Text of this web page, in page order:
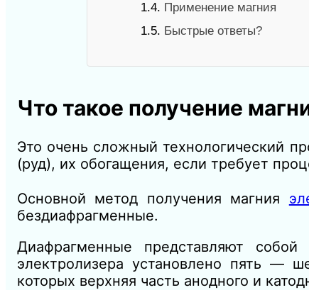
1.4. Применение магния
1.5. Быстрые ответы?
Что такое получение
Это очень сложный технологический
(руд), их обогащения, если требует
Основной метод получения магния
бездиафрагменные.
Диафрагменные представляют
электролизера установлено пять —
которых верхняя часть анодного и